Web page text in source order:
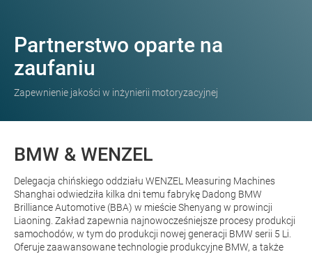
Partnerstwo oparte na
zaufaniu
Zapewnienie jakości w inżynierii motoryzacyjnej
BMW & WENZEL
Delegacja chińskiego oddziału WENZEL Measuring Machines
Shanghai odwiedziła kilka dni temu fabrykę Dadong BMW
Brilliance Automotive (BBA) w mieście Shenyang w prowincji
Liaoning. Zakład zapewnia najnowocześniejsze procesy produkcji
samochodów, w tym do produkcji nowej generacji BMW serii 5 Li.
Oferuje zaawansowane technologie produkcyjne BMW, a także